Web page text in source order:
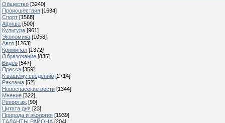
Общество [3240]
Происшествия [1634]
Спорт [1568]
Афиша [500]
Культура [961]
Экономика [1058]
Авто [1263]
Криминал [1372]
Образование [836]
Видео [547]
Пресса [359]
К вашему сведению [2714]
Реклама [52]
Новоспасские вести [1344]
Мнение [322]
Репортаж [90]
Цитата дня [23]
Природа и экология [1939]
ТАЛАНТЫ РАЙОНА [204]